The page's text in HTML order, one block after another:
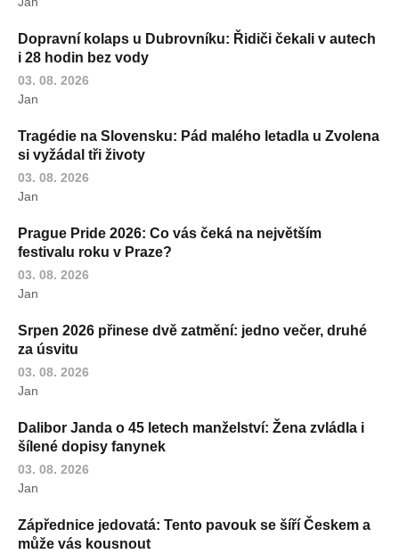
Dopravní kolaps u Dubrovníku: Řidiči čekali v autech
i 28 hodin bez vody
03. 08. 2026
Jan
Tragédie na Slovensku: Pád malého letadla u Zvolena
si vyžádal tři životy
03. 08. 2026
Jan
Prague Pride 2026: Co vás čeká na největším
festivalu roku v Praze?
03. 08. 2026
Jan
Srpen 2026 přinese dvě zatmění: jedno večer, druhé
za úsvitu
03. 08. 2026
Jan
Dalibor Janda o 45 letech manželství: Žena zvládla i
šílené dopisy fanynek
03. 08. 2026
Jan
Zápřednice jedovatá: Tento pavouk se šíří Českem a
může vás kousnout